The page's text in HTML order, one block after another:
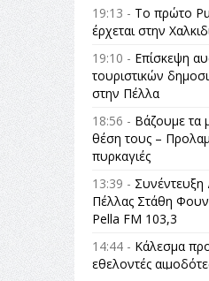
19:13 - Το πρώτο
έρχεται στην
19:10 - Επίσκεψη
τουριστικών
στην Πέλλα
18:56 - Βάζουμε τα
θέση τους –
πυρκαγιές
13:39 -
Πέλλας Στάθη
Pella FM 103,3
14:44 - Κάλεσμα
εθελοντές